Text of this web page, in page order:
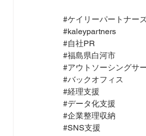
#ケイリーパートナー
#kaleypartners
#自社PR
#福島県白河市
#アウトソーシングサ
#バックオフィス
#経理支援
#データ化支援
#企業整理収納
#SNS支援